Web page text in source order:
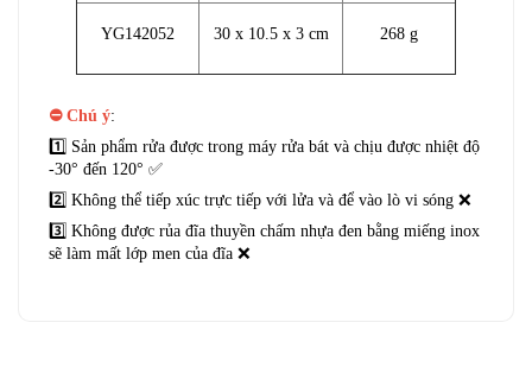
YG142052 30 x 10.5 x 3 cm 268 g
⛔ Chú ý:
1️⃣ Sản phẩm rửa được trong máy rửa bát và chịu được nhiệt độ
-30° đến 120° ✅
2️⃣ Không thể tiếp xúc trực tiếp với lửa và để vào lò vi sóng ❌
3️⃣ Không được rủa đĩa thuyền chấm nhựa đen bằng miếng inox
sẽ làm mất lớp men của đĩa ❌